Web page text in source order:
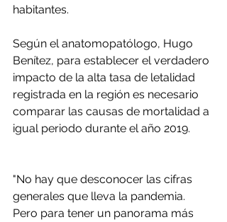
habitantes.
Según el anatomopatólogo, Hugo
Benítez, para establecer el verdadero
impacto de la alta tasa de letalidad
registrada en la región es necesario
comparar las causas de mortalidad a
igual periodo durante el año 2019.
"No hay que desconocer las cifras
generales que lleva la pandemia.
Pero para tener un panorama más